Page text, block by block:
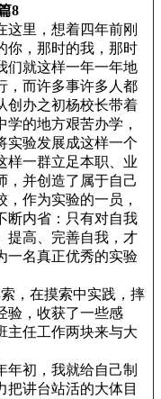
8
里，想着四年前刚
你，那时的我，那时
们就这样一年一年地
，而许多事许多人都
创办之初杨校长带着
的地方艰苦办学，
实验发展成这样一个
样一群立足本职、业
，并创造了属于自己
作为实验的一员，
断内省：只有对自我
提高、完善自我，才
一名真正优秀的实验
，在摸索中实践，摔
验，收获了一些感
主任工作两块来与大
初，我就给自己制
把讲台站活的大体目